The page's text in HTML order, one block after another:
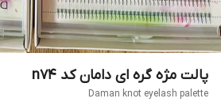
پالت مژه گره ای دامان کد n74
Daman knot eyelash palette